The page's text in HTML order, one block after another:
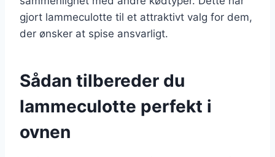
gjort lammeculotte til et attraktivt valg for dem,
der ønsker at spise ansvarligt.
Sådan tilbereder du
lammeculotte perfekt i
ovnen